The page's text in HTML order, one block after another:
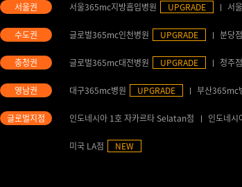
서울365mc지방흡입병원 UPGRADE 서
글로벌365mc인천병원 UPGRADE 분당점
글로벌365mc대전병원 UPGRADE 청주점
대구365mc병원 UPGRADE 부산365mc
인도네시아 1호 자카르타 Selatan점 인도네
미국 LA점 NEW